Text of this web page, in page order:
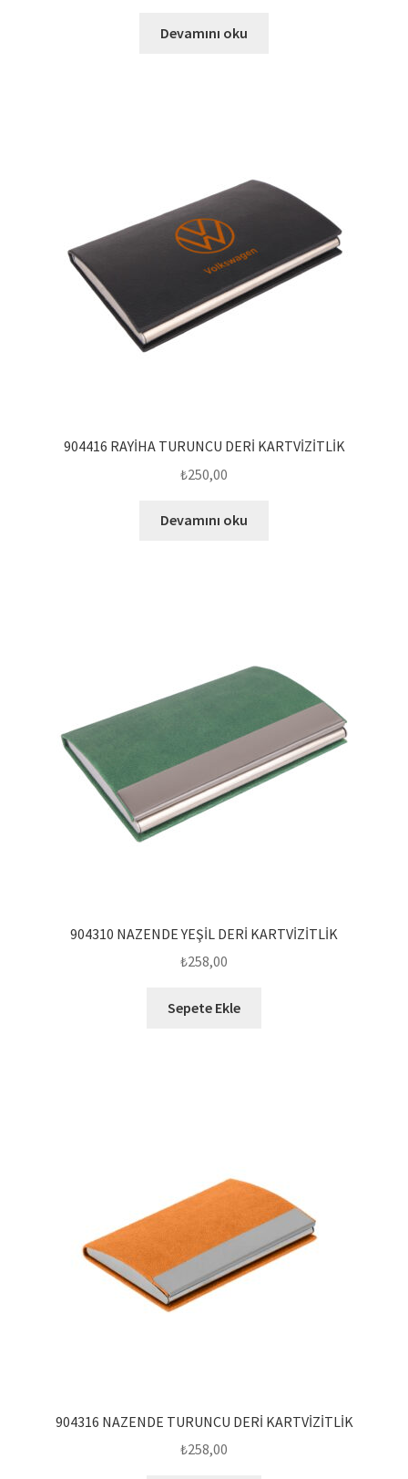
Devamını oku
904416 RAYİHA TURUNCU DERİ KARTVİZİTLİK
₺250,00
Devamını oku
904310 NAZENDE YEŞİL DERİ KARTVİZİTLİK
₺258,00
Sepete Ekle
904316 NAZENDE TURUNCU DERİ KARTVİZİTLİK
₺258,00